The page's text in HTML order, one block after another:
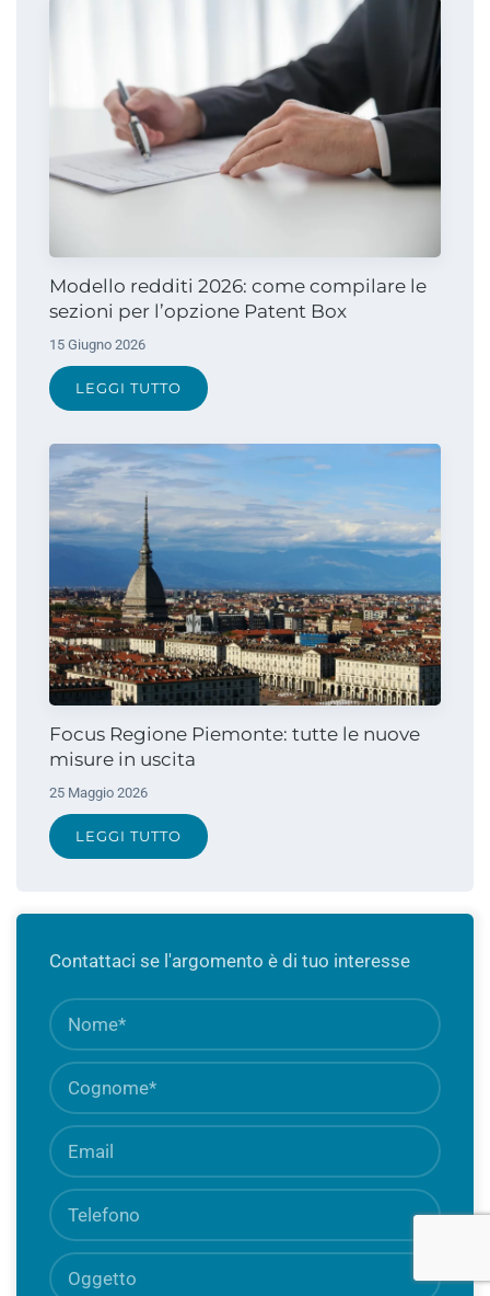
Modello redditi 2026: come compilare le
sezioni per l’opzione Patent Box
15 Giugno 2026
LEGGI TUTTO
Focus Regione Piemonte: tutte le nuove
misure in uscita
25 Maggio 2026
LEGGI TUTTO
Contattaci se l'argomento è di tuo interesse
Nome
Cognome
Email
Telefono
Oggetto